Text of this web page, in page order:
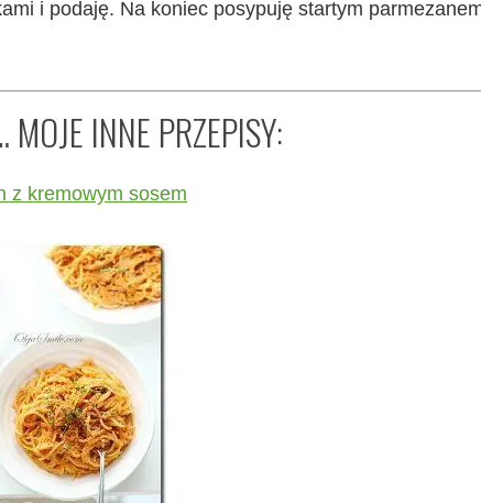
i podaję. Na koniec posypuję startym
INNE PRZEPISY:
z kremowym sosem